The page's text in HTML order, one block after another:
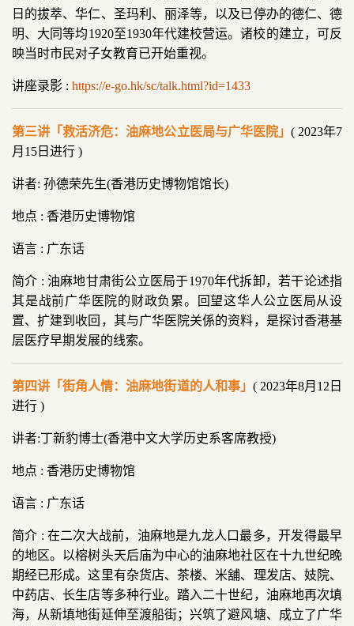
日的拔萃、华仁、圣玛利、丽泽等，以及已停办的德仁、德
明、大同等均1920至1930年代建校营运。诸校的建立，可反
映当时市民对子女教育已开始重视。
讲座录影 : https://e-go.hk/sc/talk.html?id=1433
第三讲「救活济危：油麻地公立医局与广华医院」 ( 2023年7
月15日进行 )
讲者: 孙德荣先生(香港历史博物馆馆长)
地点 : 香港历史博物馆
语言 : 广东话
简介 : 油麻地甘肃街公立医局于1970年代拆卸，若干论述指
其是战前广华医院的财政负累。回望这华人公立医局从设
置、扩建到收回，其与广华医院关係的资料，是探讨香港基
层医疗早期发展的线索。
第四讲「街角人情：油麻地街道的人和事」 ( 2023年8月12日
进行 )
讲者:丁新豹博士(香港中文大学历史系客席教授)
地点 : 香港历史博物馆
语言 : 广东话
简介 : 在二次大战前，油麻地是九龙人口最多，开发得最早
的地区。以榕树头天后庙为中心的油麻地社区在十九世纪晚
期经已形成。这里有杂货店、茶楼、米舖、理发店、妓院、
中药店、长生店等多种行业。踏入二十世纪，油麻地再次填
海，从新填地街延伸至渡船街；兴筑了避风塘、成立了广华